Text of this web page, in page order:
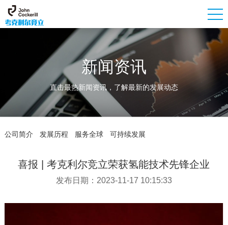
新闻资讯
直击最热新闻资讯，了解最新的发展动态
公司简介 发展历程 服务全球 可持续发展
喜报 | 考克利尔竞立荣获氢能技术先锋企业
发布日期：2023-11-17 10:15:33